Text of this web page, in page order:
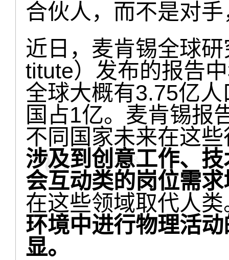
合伙人，而不是对
近日，麦肯锡全球
titute）发布的报告
全球大概有3.75亿
国占1亿。麦肯锡报
不同国家未来在这
涉及到创意工作、
会互动类的岗位需
在这些领域取代人
环境中进行物理活
显。